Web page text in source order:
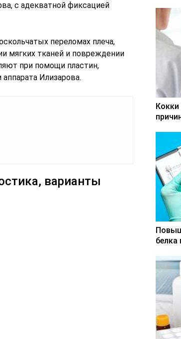
с адекватной фиксацией
переломах плеча,
мягких тканей и повреждении
при помощи пластин,
Илизарова.
варианты
Кокки
белка